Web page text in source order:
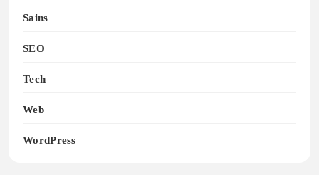
Sains
SEO
Tech
Web
WordPress